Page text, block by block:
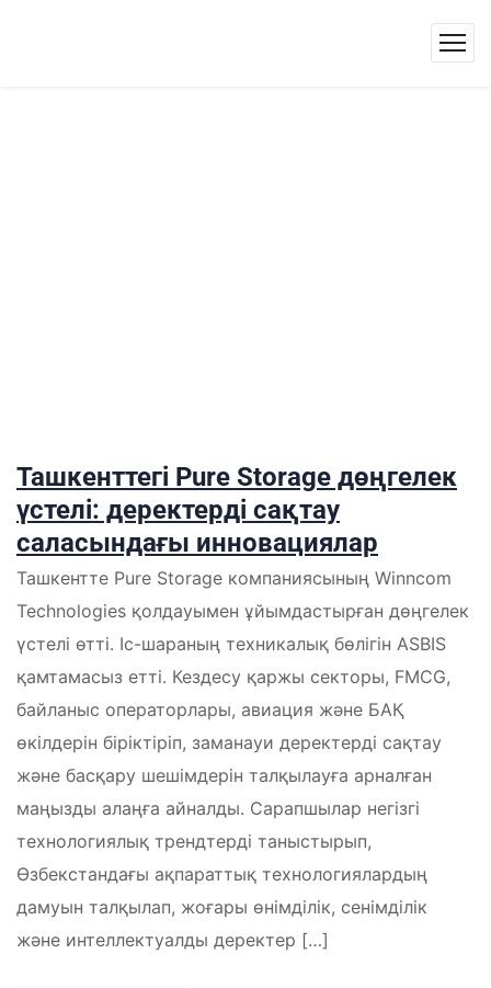
Ташкенттегі Pure Storage дөңгелек
үстелі: деректерді сақтау
саласындағы инновациялар
Ташкентте Pure Storage компаниясының Winncom
Technologies қолдауымен ұйымдастырған дөңгелек
үстелі өтті. Іс-шараның техникалық бөлігін ASBIS
қамтамасыз етті. Кездесу қаржы секторы, FMCG,
байланыс операторлары, авиация және БАҚ
өкілдерін біріктіріп, заманауи деректерді сақтау
және басқару шешімдерін талқылауға арналған
маңызды алаңға айналды. Сарапшылар негізгі
технологиялық трендтерді таныстырып,
Өзбекстандағы ақпараттық технологиялардың
дамуын талқылап, жоғары өнімділік, сенімділік
және интеллектуалды деректер […]